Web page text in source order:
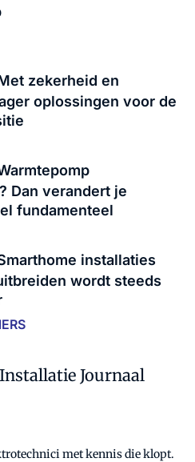
zekerheid en
oplossingen voor de
Dan verandert je
fundamenteel
installaties
wordt steeds
Journaal
met kennis die klopt.